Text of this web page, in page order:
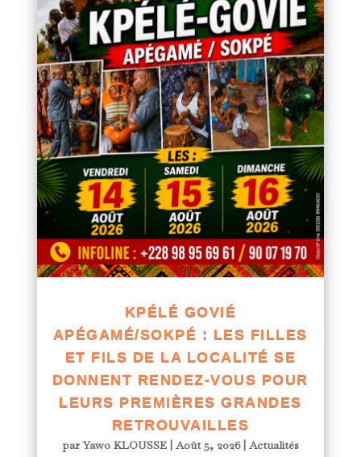
KPÉLÉ GOVIÉ
APÉGAMÉ/SOKPÉ : LES FILLES
ET FILS DE LA LOCALITÉ SE
DONNENT RENDEZ-VOUS POUR
LEURS PREMIÈRES GRANDES
RETROUVAILLES
parYawo KLOUSSE|Août 5, 2026|Actualités